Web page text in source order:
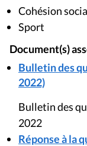
Cohésion
Sport
Document(s)
Bulletin des
2022)
Bulletin des
2022
Réponse à la